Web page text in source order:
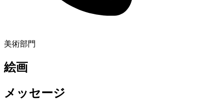
美術部門
絵画
メッセージ